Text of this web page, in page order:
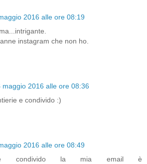
2016 alle ore 08:19
instagram che non ho.
maggio 2016 alle ore 08:36
e condivido :)
2016 alle ore 08:49
e condivido la mia email è